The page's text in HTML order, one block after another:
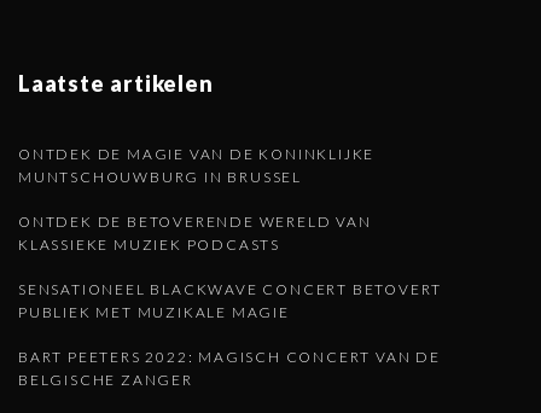
i
a
i
o
n
d
e
Laatste artikelen
ONTDEK DE MAGIE VAN DE KONINKLIJKE
MUNTSCHOUWBURG IN BRUSSEL
ONTDEK DE BETOVERENDE WERELD VAN
KLASSIEKE MUZIEK PODCASTS
SENSATIONEEL BLACKWAVE CONCERT BETOVERT
PUBLIEK MET MUZIKALE MAGIE
BART PEETERS 2022: MAGISCH CONCERT VAN DE
BELGISCHE ZANGER